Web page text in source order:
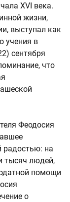
XVI века.
жизни,
выступал как
учения в
сентября
что
Феодосия
радостью: на
тысяч людей,
помощи
о